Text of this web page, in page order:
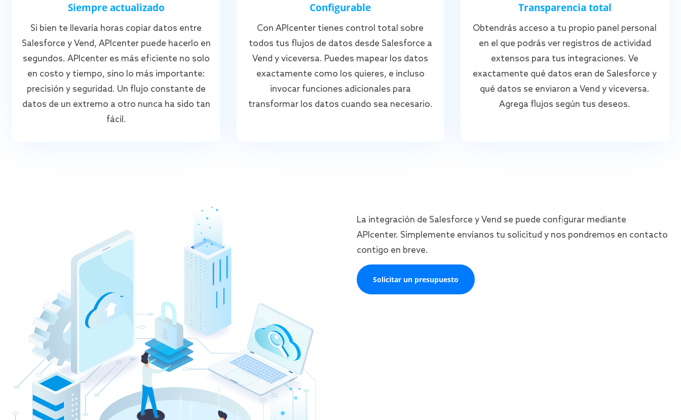
Siempre actualizado
Si bien te llevaría horas copiar datos entre
Salesforce y Vend, APIcenter puede hacerlo en
segundos. APIcenter es más eficiente no solo
en costo y tiempo, sino lo más importante:
precisión y seguridad. Un flujo constante de
datos de un extremo a otro nunca ha sido tan
fácil.
Configurable
Con APIcenter tienes control total sobre
todos tus flujos de datos desde Salesforce a
Vend y viceversa. Puedes mapear los datos
exactamente como los quieres, e incluso
invocar funciones adicionales para
transformar los datos cuando sea necesario.
Transparencia total
Obtendrás acceso a tu propio panel personal
en el que podrás ver registros de actividad
extensos para tus integraciones. Ve
exactamente qué datos eran de Salesforce y
qué datos se enviaron a Vend y viceversa.
Agrega flujos según tus deseos.
La integración de Salesforce y Vend se puede configurar mediante
APIcenter. Simplemente envíanos tu solicitud y nos pondremos en contacto
contigo en breve.
Solicitar un presupuesto